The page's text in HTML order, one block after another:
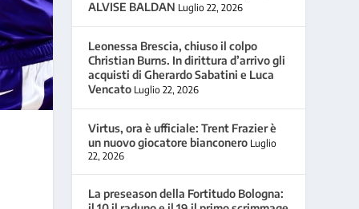
ALVISE BALDAN Luglio 22, 2026
Leonessa Brescia, chiuso il colpo
Christian Burns. In dirittura d’arrivo gli
acquisti di Gherardo Sabatini e Luca
Vencato Luglio 22, 2026
Virtus, ora è ufficiale: Trent Frazier è
un nuovo giocatore bianconero Luglio
22, 2026
La preseason della Fortitudo Bologna: